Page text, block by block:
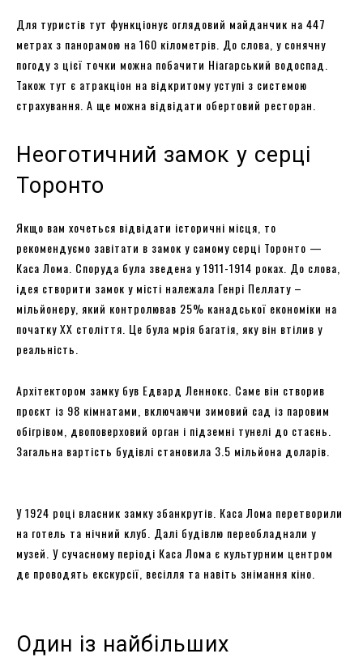
Для туристів тут функціонує оглядовий майданчик на 447
метрах з панорамою на 160 кілометрів. До слова, у сонячну
погоду з цієї точки можна побачити Ніагарський водоспад.
Також тут є атракціон на відкритому уступі з системою
страхування. А ще можна відвідати обертовий ресторан.
Неоготичний замок у серці
Торонто
Якщо вам хочеться відвідати історичні місця, то
рекомендуємо завітати в замок у самому серці Торонто —
Каса Лома. Споруда була зведена у 1911-1914 роках. До слова,
ідея створити замок у місті належала Генрі Пеллату –
мільйонеру, який контролював 25% канадської економіки на
початку XX століття. Це була мрія багатія, яку він втілив у
реальність.
Архітектором замку був Едвард Леннокс. Саме він створив
проєкт із 98 кімнатами, включаючи зимовий сад із паровим
обігрівом, двоповерховий орган і підземні тунелі до стаєнь.
Загальна вартість будівлі становила 3.5 мільйона доларів.
У 1924 році власник замку збанкрутів. Каса Лома перетворили
на готель та нічний клуб. Далі будівлю переобладнали у
музей. У сучасному періоді Каса Лома є культурним центром
де проводять екскурсії, весілля та навіть знімання кіно.
Один із найбільших